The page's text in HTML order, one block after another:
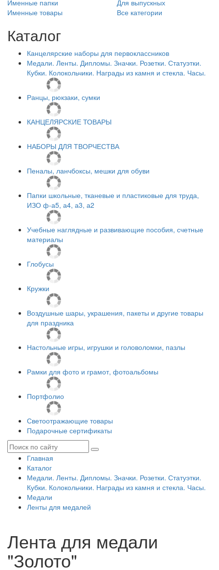
Именные папки
Для выпускных
Именные товары
Все категории
Каталог
Канцелярские наборы для первоклассников
Медали. Ленты. Дипломы. Значки. Розетки. Статуэтки.
Кубки. Колокольчики. Награды из камня и стекла. Часы.
Ранцы, рюкзаки, сумки
КАНЦЕЛЯРСКИЕ ТОВАРЫ
НАБОРЫ ДЛЯ ТВОРЧЕСТВА
Пеналы, ланчбоксы, мешки для обуви
Папки школьные, тканевые и пластиковые для труда,
ИЗО ф-а5, а4, а3, а2
Учебные наглядные и развивающие пособия, счетные
материалы
Глобусы
Кружки
Воздушные шары, украшения, пакеты и другие товары
для праздника
Настольные игры, игрушки и головоломки, пазлы
Рамки для фото и грамот, фотоальбомы
Портфолио
Светоотражающие товары
Подарочные сертификаты
Главная
Каталог
Медали. Ленты. Дипломы. Значки. Розетки. Статуэтки.
Кубки. Колокольчики. Награды из камня и стекла. Часы.
Медали
Ленты для медалей
Лента для медали
"Золото"